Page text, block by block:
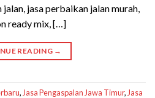
jasa perbaikan jalan murah,
ready mix, […]
READING →
, Jasa Pengaspalan Jawa Timur, Jasa